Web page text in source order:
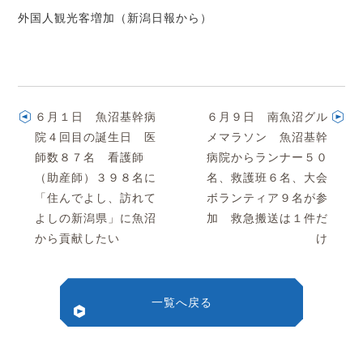
外国人観光客増加（新潟日報から）
６月１日 魚沼基幹病
院４回目の誕生日 医
師数８７名 看護師
（助産師）３９８名に
「住んでよし、訪れて
よしの新潟県」に魚沼
から貢献したい
６月９日 南魚沼グル
メマラソン 魚沼基幹
病院からランナー５０
名、救護班６名、大会
ボランティア９名が参
加 救急搬送は１件だ
け
一覧へ戻る